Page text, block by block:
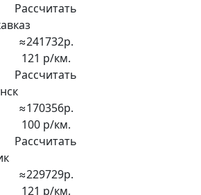
Рассчитать
≈241732р.
121 р/км.
Рассчитать
≈170356р.
100 р/км.
Рассчитать
≈229729р.
121 р/км.